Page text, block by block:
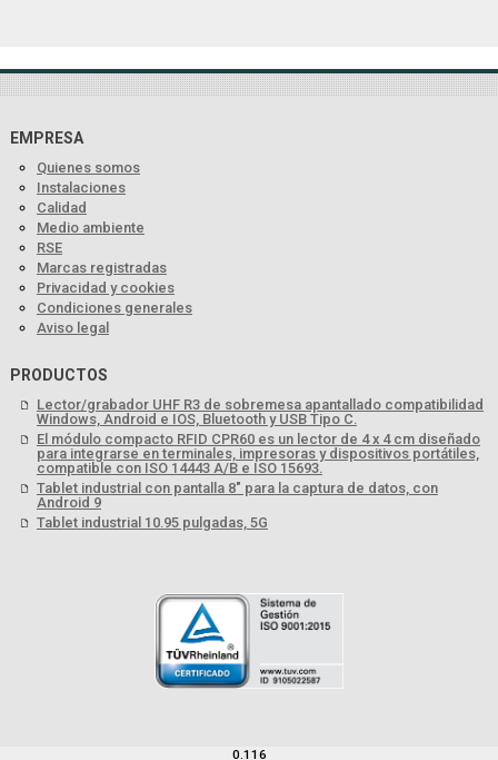
EMPRESA
Quienes somos
Instalaciones
Calidad
Medio ambiente
RSE
Marcas registradas
Privacidad y cookies
Condiciones generales
Aviso legal
PRODUCTOS
Lector/grabador UHF R3 de sobremesa apantallado compatibilidad
Windows, Android e IOS, Bluetooth y USB Tipo C.
El módulo compacto RFID CPR60 es un lector de 4 x 4 cm diseñado
para integrarse en terminales, impresoras y dispositivos portátiles,
compatible con ISO 14443 A/B e ISO 15693.
Tablet industrial con pantalla 8" para la captura de datos, con
Android 9
Tablet industrial 10.95 pulgadas, 5G
0.116